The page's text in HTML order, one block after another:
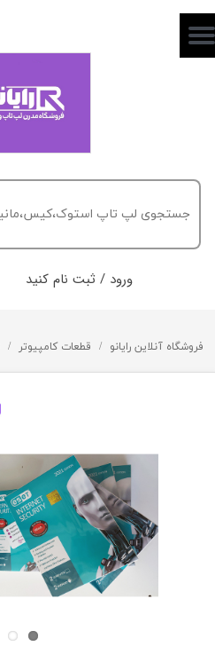
ورود / ثبت نام کنید
حساب کاربری من
خروج از حساب کاربری
فروشگاه آنلاین رایانو قطعات کامپیوتر